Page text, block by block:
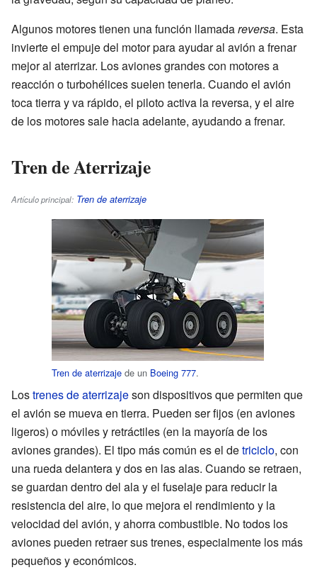
Algunos motores tienen una función llamadareversa. Esta
invierte el empuje del motor para ayudar al avión a frenar
mejor al aterrizar. Los aviones grandes con motores a
reacción o turbohélices suelen tenerla. Cuando el avión
toca tierra y va rápido, el piloto activa la reversa, y el aire
de los motores sale hacia adelante, ayudando a frenar.
Tren de Aterrizaje
Artículo principal: Tren de aterrizaje
Tren de aterrizaje de un Boeing 777.
Lostrenes de aterrizajeson dispositivos que permiten que
el avión se mueva en tierra. Pueden ser fijos (en aviones
ligeros) o móviles y retráctiles (en la mayoría de los
aviones grandes). El tipo más común es el detriciclo, con
una rueda delantera y dos en las alas. Cuando se retraen,
se guardan dentro del ala y el fuselaje para reducir la
resistencia del aire, lo que mejora el rendimiento y la
velocidad del avión, y ahorra combustible. No todos los
aviones pueden retraer sus trenes, especialmente los más
pequeños y económicos.